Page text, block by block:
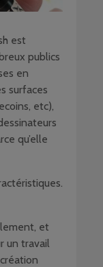
est
publics
en
surfaces
etc),
qu’elle
et
un travail